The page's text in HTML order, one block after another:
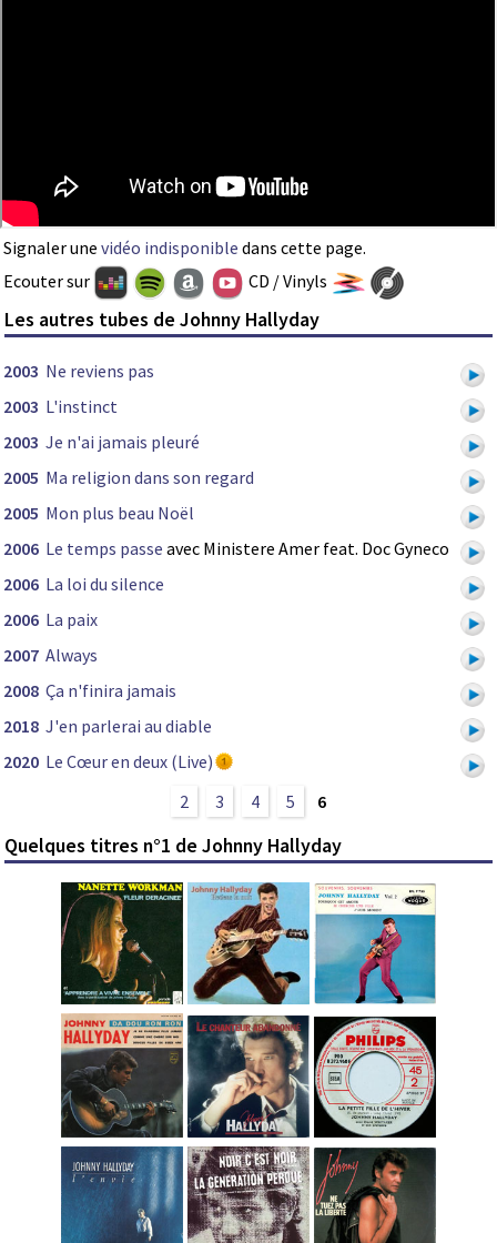
Signaler une vidéo indisponible dans cette page.
Ecouter sur
CD / Vinyls
Les autres tubes de Johnny Hallyday
2003 Ne reviens pas
2003 L'instinct
2003 Je n'ai jamais pleuré
2005 Ma religion dans son regard
2005 Mon plus beau Noël
2006 Le temps passe avec Ministere Amer feat. Doc Gyneco
2006 La loi du silence
2006 La paix
2007 Always
2008 Ça n'finira jamais
2018 J'en parlerai au diable
2020 Le Cœur en deux (Live)
2
3 4 5 6
Quelques titres n°1 de Johnny Hallyday